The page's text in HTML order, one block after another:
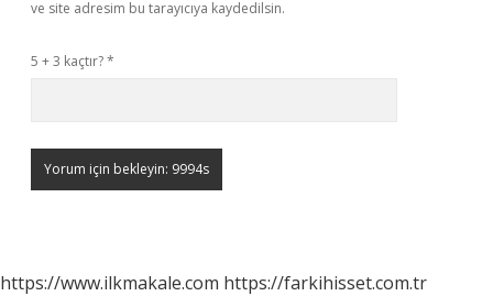
ve site adresim bu tarayıcıya kaydedilsin.
5 + 3 kaçtır?*
https://www.ilkmakale.com https://farkihisset.com.tr